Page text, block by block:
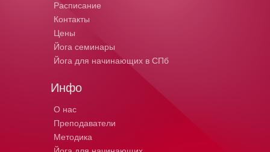
Расписание
Контакты
Цены
Йога семинары
Йога для начинающих в СПб
Инфо
О нас
Преподаватели
Методика